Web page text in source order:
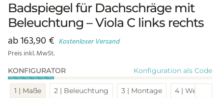
Badspiegel für Dachschräge mit
Beleuchtung – Viola C links rechts
ab163,90 € Kostenloser Versand
Preis inkl. MwSt.
KONFIGURATOR Konfiguration als Code
1 | Maße 2 | Beleuchtung 3 | Montage 4 | Weitere